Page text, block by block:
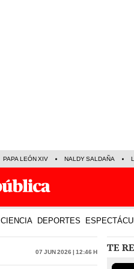
PAPA LEÓN XIV NALDY SALDAÑA
CIENCIA DEPORTES
07 Jun 2026 | 12:46 h TE